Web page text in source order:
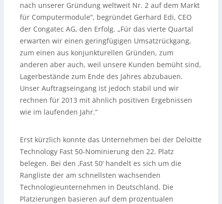
nach unserer Gründung weltweit Nr. 2 auf dem Markt
für Computermodule“, begründet Gerhard Edi, CEO
der Congatec AG, den Erfolg. „Für das vierte Quartal
erwarten wir einen geringfügigen Umsatzrückgang,
zum einen aus konjunkturellen Gründen, zum
anderen aber auch, weil unsere Kunden bemüht sind,
Lagerbestände zum Ende des Jahres abzubauen.
Unser Auftragseingang ist jedoch stabil und wir
rechnen für 2013 mit ähnlich positiven Ergebnissen
wie im laufenden Jahr.“
Erst kürzlich konnte das Unternehmen bei der Deloitte
Technology Fast 50-Nominierung den 22. Platz
belegen. Bei den ‚Fast 50‘ handelt es sich um die
Rangliste der am schnellsten wachsenden
Technologieunternehmen in Deutschland. Die
Platzierungen basieren auf dem prozentualen